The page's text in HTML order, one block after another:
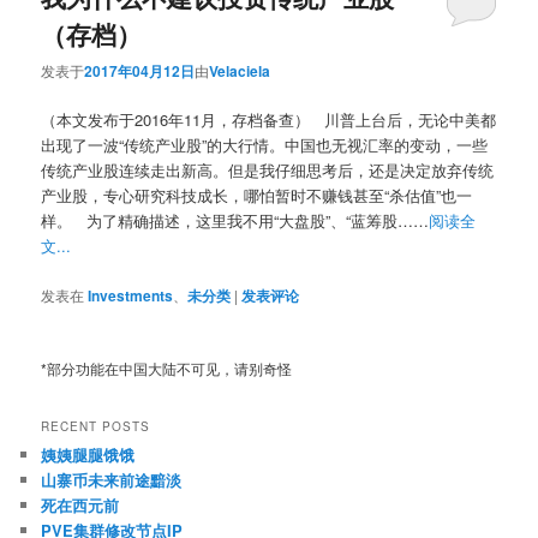
（存档）
发表于2017年04月12日由Velaciela
（本文发布于2016年11月，存档备查） 川普上台后，无论中美都
出现了一波“传统产业股”的大行情。中国也无视汇率的变动，一些
传统产业股连续走出新高。但是我仔细思考后，还是决定放弃传统
产业股，专心研究科技成长，哪怕暂时不赚钱甚至“杀估值”也一
样。 为了精确描述，这里我不用“大盘股”、“蓝筹股……阅读全
文...
发表在Investments 、未分类 | 发表评论
*部分功能在中国大陆不可见，请别奇怪
RECENT POSTS
姨姨腿腿饿饿
山寨币未来前途黯淡
死在西元前
PVE集群修改节点IP